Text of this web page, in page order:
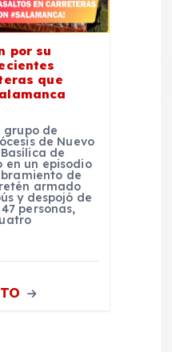
por su
que
grupo de
de Nuevo
de
en un episodio
de
armado
y despojó de
personas,